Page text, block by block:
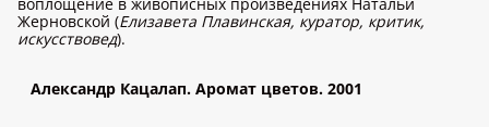
Жерновской (Елизавета Плавинская, куратор, критик,
искусствовед).
Александр Кацалап. Аромат цветов. 2001